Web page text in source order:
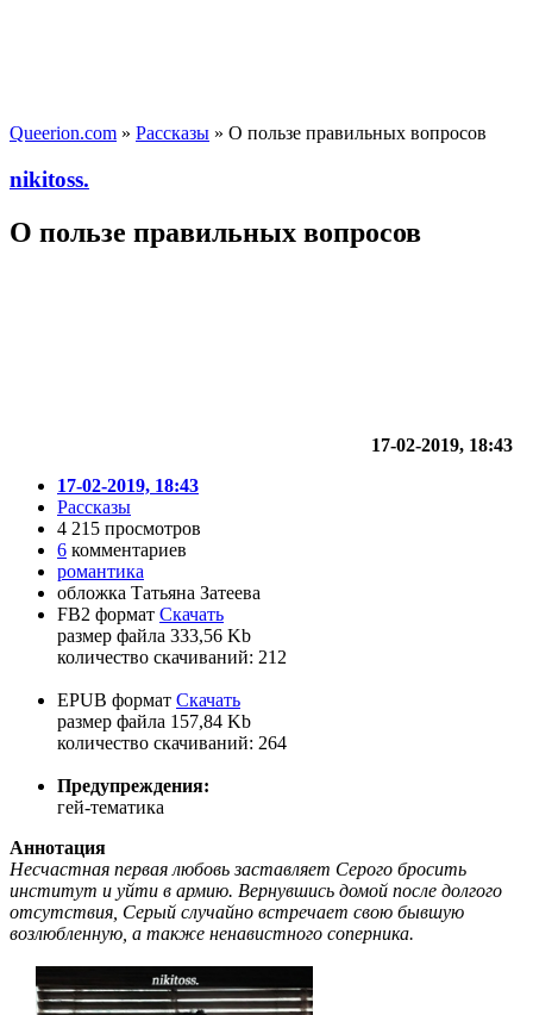
Queerion.com » Рассказы » О пользе правильных вопросов
nikitoss.
О пользе правильных вопросов
17-02-2019, 18:43
17-02-2019, 18:43
Рассказы
4 215 просмотров
6 комментариев
романтика
обложка Татьяна Затеева
FB2 формат Скачать
размер файла 333,56 Kb
количество cкачиваний: 212
EPUB формат Скачать
размер файла 157,84 Kb
количество cкачиваний: 264
Предупреждения:
гей-тематика
Аннотация
Несчастная первая любовь заставляет Серого бросить
институт и уйти в армию. Вернувшись домой после долгого
отсутствия, Серый случайно встречает свою бывшую
возлюбленную, а также ненавистного соперника.